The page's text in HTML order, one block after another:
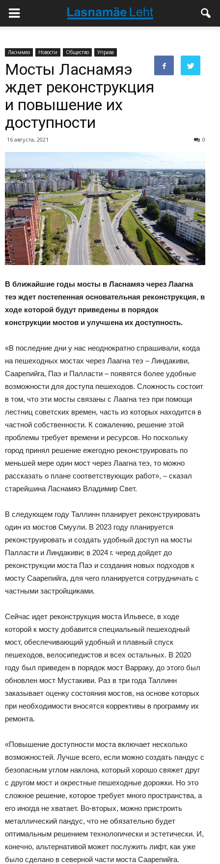
Ласнамяэ Новости Общество Управа
Мосты Ласнамяэ
ждет реконструкция
и повышение их
доступности
16 августа, 2021 0
В ближайшие годы мосты в Ласнамяэ через Лаагна
теэ ждет постепенная основательная реконструкция, в
ходе которой будут приведены в порядок
конструкции мостов и улучшена их доступность.
«В последние дни у нас неоднократно спрашивали, когда
на пешеходных мостах через Лаагна теэ – Линдакиви,
Саарепийга, Паэ и Палласти – появятся более удобные
возможности для доступа пешеходов. Сложность состоит
в том, что эти мосты связаны с Лаагна теэ при помощи
лестниц советских времен, часть из которых находится в
частной собственности. К сожалению, решение этой
проблемы требует времени и ресурсов. Но поскольку
город принял решение ежегодно реконструировать по
меньшей мере один мост через Лаагна теэ, то можно
рассказать о плане соответствующих работ», – сказал
старейшина Ласнамяэ Владимир Свет.
В следующем году Таллинн планирует реконструировать
один из мостов Смуули. В 2023 году планируется
реконструировать и создать удобный доступ на мосты
Палласти и Линдакиви; в 2024 г. черед дойдет до
реконструкции моста Паэ и создания новых подходов к
мосту Саарепийга, для чего планируется сотрудничать с
частными застройщиками.
Сейчас идет реконструкция моста Ильвесе, в ходе
которой к мосту добавится специальный пешеходный
мост, обеспечивающий удобный и плавный спуск
пешеходов, велосипедистов и всех остальных. В 2020
году был приведен в порядок мост Варраку, до этого был
обновлен мост Мустакиви. Раз в три года Таллинн
заказывает оценку состояния мостов, на основе которых
при необходимости вносятся коррективы в программу их
ремонта.
«Повышение доступности моста включает несколько
возможностей. Лучше всего, если можно создать пандус с
безопасным углом наклона, который хорошо свяжет друг
с другом мост и окрестные пешеходные дорожки. Но это
сложное решение, которое требует много пространства, а
его иногда не хватает. Во-вторых, можно пристроить
металлический пандус, что не обязательно будет
оптимальным решением технологически и эстетически. И,
конечно, альтернативой может послужить лифт, как уже
было сделано в северной части моста Саарепийга.